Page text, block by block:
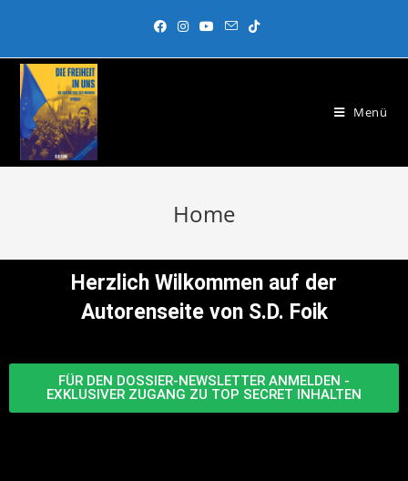
Menü
Home
Herzlich Wilkommen auf der
Autorenseite von S.D. Foik
FÜR DEN DOSSIER-NEWSLETTER ANMELDEN -
EXKLUSIVER ZUGANG ZU TOP SECRET INHALTEN